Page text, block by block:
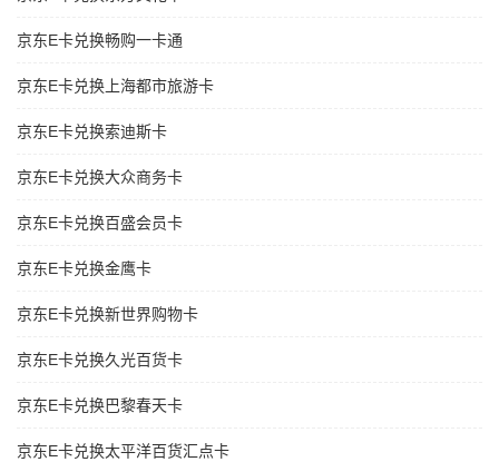
京东E卡兑换畅购一卡通
京东E卡兑换上海都市旅游卡
京东E卡兑换索迪斯卡
京东E卡兑换大众商务卡
京东E卡兑换百盛会员卡
京东E卡兑换金鹰卡
京东E卡兑换新世界购物卡
京东E卡兑换久光百货卡
京东E卡兑换巴黎春天卡
京东E卡兑换太平洋百货汇点卡